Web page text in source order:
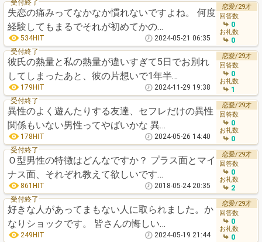
受付終了
失恋の痛みってなかなか慣れないですよね。 何度
経験してもまるでそれが初めてかの…
534HIT 2024-05-21 06:35
恋愛/29才
回答数
0
お礼数
0
受付終了
彼氏の熱量と私の熱量が違いすぎて5日でお別れ
してしまったあと、彼の片想いで1年半…
179HIT 2024-11-29 19:38
恋愛/29才
回答数
0
お礼数
1
受付終了
異性のよく遊んたりする友達、セフレだけの異性
関係もいない男性ってやばいかな 異…
178HIT 2024-05-26 14:40
恋愛/29才
回答数
0
お礼数
0
受付終了
Ｏ型男性の特徴はどんなですか？ プラス面とマイ
ナス面、それぞれ教えて欲しいです…
861HIT 2018-05-24 20:35
恋愛/29才
回答数
0
お礼数
2
受付終了
好きな人があってまもない人に取られました。か
なりショックです。 皆さんの悔しい…
249HIT 2024-05-19 21:44
恋愛/29才
回答数
0
お礼数
0